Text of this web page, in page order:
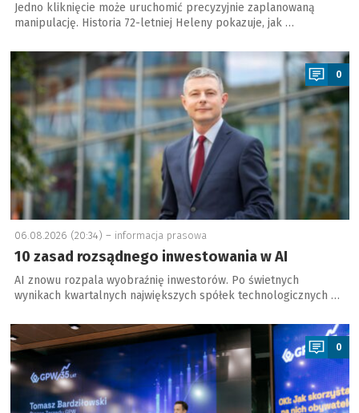
Jedno kliknięcie może uruchomić precyzyjnie zaplanowaną
manipulację. Historia 72-letniej Heleny pokazuje, jak …
a
0
06.08.2026 (20:34) – informacja prasowa
10 zasad rozsądnego inwestowania w AI
AI znowu rozpala wyobraźnię inwestorów. Po świetnych
wynikach kwartalnych największych spółek technologicznych …
a
0